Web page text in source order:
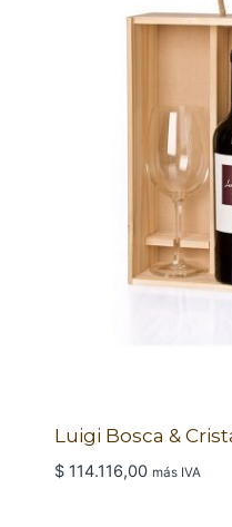
Luigi Bosca &
$114.116,00 más IVA